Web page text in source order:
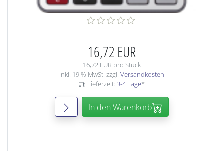
16,72 EUR
16,72 EUR pro Stück
inkl. 19 % MwSt. zzgl. Versandkosten
Lieferzeit: 3-4 Tage*
In den Warenkorb